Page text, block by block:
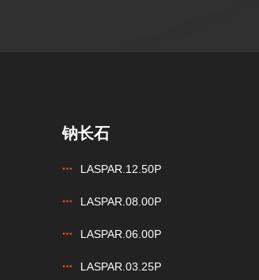
钠长石
LASPAR.12.50P
LASPAR.08.00P
LASPAR.06.00P
LASPAR.03.25P